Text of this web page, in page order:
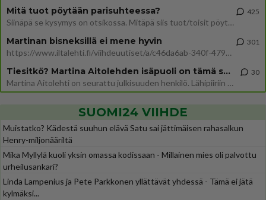
Mitä tuot pöytään parisuhteessa?
Siinäpä se kysymys on otsikossa. Mitäpä siis tuot/toisit pöytään parisuhteessa? Oletko mies vai nainen? Koetko sen mitä
425
Martinan bisneksillä ei mene hyvin
https://www.iltalehti.fi/viihdeuutiset/a/c46da6ab-340f-4790-aaa7-0865eed2336 Yrityksen konkurssihakemus on tullut kärä
301
Tiesitkö? Martina Aitolehden isäpuoli on tämä suosittu laulaja
Martina Aitolehti on seurattu julkisuuden henkilö. Lähipiiriin mahtuu muitakin tunnettuja henkilöitä. Tiesitkö, että Ma
30
SUOMI24 VIIHDE
Muistatko? Kädestä suuhun elävä Satu sai jättimäisen rahasalkun
Henry-miljonääriltä
Mika Myllylä kuoli yksin omassa kodissaan - Millainen mies oli palvottu
urheilusankari?
Linda Lampenius ja Pete Parkkonen yllättävät yhdessä - Tämä ei jätä
kylmäksi...